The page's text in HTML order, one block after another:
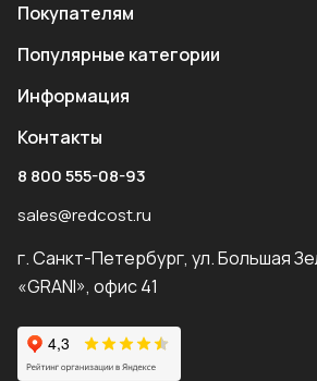
Покупателям
Популярные категории
Информация
Контакты
8 800 555-08-93
sales@redcost.ru
г. Санкт-Петербург, ул. Большая
«GRANI», офис 41